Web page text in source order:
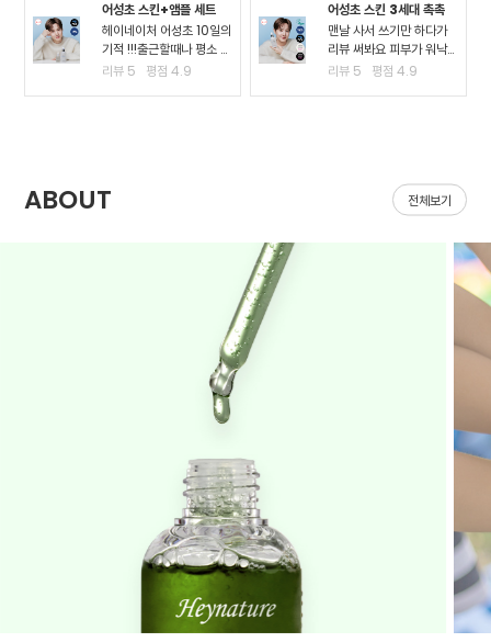
어성초 스킨+앰플 세트
헤이네이처 어성초 10일의
기적 !!!출근할때나 평소 밖
에서 다닐때도 계속 마스
리뷰 5 평점4.9
어성초 스킨 3세대 촉촉
맨날 사서 쓰기만 하다가
리뷰 써봐요 피부가 워낙
여드*성 피부고 툭하면 이
리뷰 5 평점4.9
ABOUT 전체보기